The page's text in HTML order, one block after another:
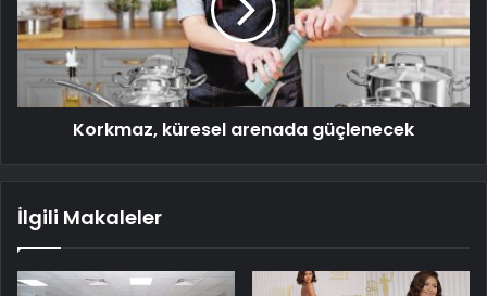
Korkmaz, küresel arenada güçlenecek
İlgili Makaleler